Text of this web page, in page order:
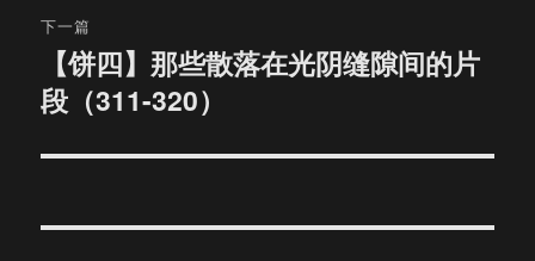
航
章：
下一篇
篇
章：
【饼四】那些散落在光阴缝隙间的片
段（311-320）